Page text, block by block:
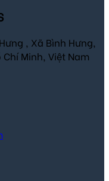
, Xã Bình Hưng,
Minh, Việt Nam